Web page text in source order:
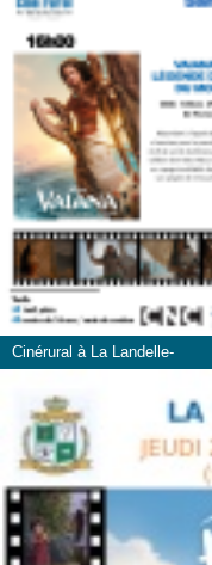
Cinérural à La Landelle-